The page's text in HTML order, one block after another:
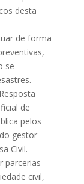
desta
de forma
se
de
pelos
gestor
Civil.
parcerias
civil,